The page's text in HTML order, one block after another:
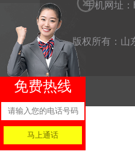
手机网址：
版权所有：山
免费热线